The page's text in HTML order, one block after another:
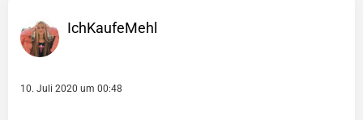
IchKaufeMehl
10. Juli 2020 um 00:48